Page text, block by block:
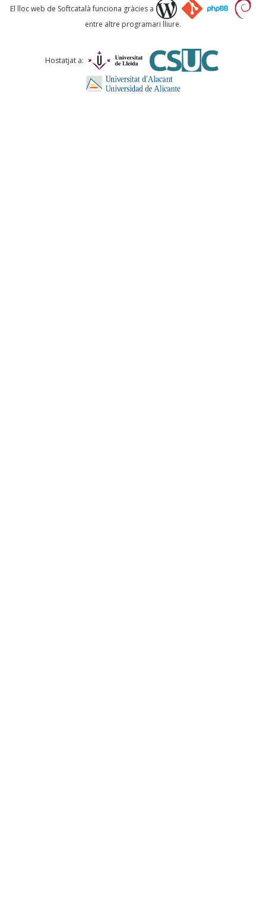
Què proposeu?
Comentari *
El lloc web de Softcatalà funciona gràcies a
entre altre programari lliure.
Hostatjat a: